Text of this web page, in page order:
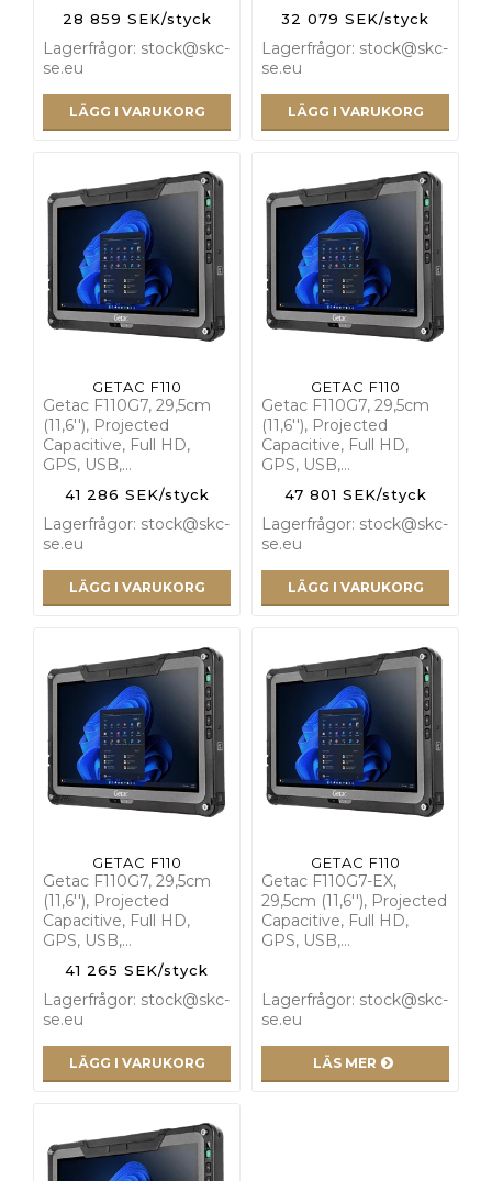
28 859 SEK/styck
Lagerfrågor: stock@skc-
se.eu
LÄGG I VARUKORG
32 079 SEK/styck
Lagerfrågor: stock@skc-
se.eu
LÄGG I VARUKORG
GETAC F110
Getac F110G7, 29,5cm
(11,6''), Projected
Capacitive, Full HD,
GPS, USB,…
41 286 SEK/styck
Lagerfrågor: stock@skc-
se.eu
LÄGG I VARUKORG
GETAC F110
Getac F110G7, 29,5cm
(11,6''), Projected
Capacitive, Full HD,
GPS, USB,…
47 801 SEK/styck
Lagerfrågor: stock@skc-
se.eu
LÄGG I VARUKORG
GETAC F110
Getac F110G7, 29,5cm
(11,6''), Projected
Capacitive, Full HD,
GPS, USB,…
41 265 SEK/styck
Lagerfrågor: stock@skc-
se.eu
LÄGG I VARUKORG
GETAC F110
Getac F110G7-EX,
29,5cm (11,6''), Projected
Capacitive, Full HD,
GPS, USB,…
Lagerfrågor: stock@skc-
se.eu
LÄS MER